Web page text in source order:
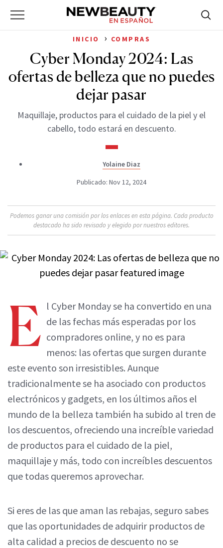
Primary
NewBeauty
for:
INICIO › COMPRAS
Cyber Monday 2024: Las
ofertas de belleza que no puedes
dejar pasar
Maquillaje, productos para el cuidado de la piel y el
cabello, todo estará en descuento.
Yolaine Diaz
Publicado: Nov 12, 2024
Podemos ganar una comisión por los enlaces en esta página. Cada producto
destacado ha sido revisado y elegido por nuestros editores.
E l Cyber Monday se ha convertido en una
de las fechas más esperadas por los
compradores online, y no es para
menos: las ofertas que surgen durante
este evento son irresistibles. Aunque
tradicionalmente se ha asociado con productos
electrónicos y gadgets, en los últimos años el
mundo de la belleza también ha subido al tren de
los descuentos, ofreciendo una increíble variedad
de productos para el cuidado de la piel,
maquillaje y más, todo con increíbles descuentos
que todas queremos aprovechar.
Si eres de las que aman las rebajas, seguro sabes
que las oportunidades de adquirir productos de
alta calidad a precios de descuento no se